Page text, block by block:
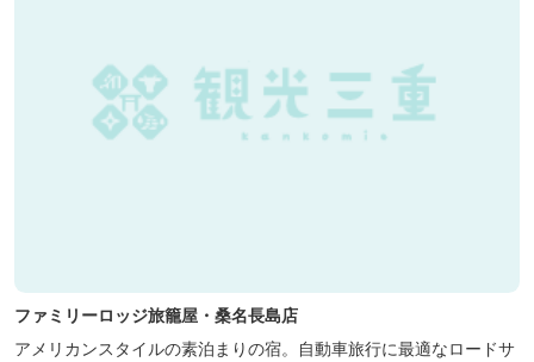
ファミリーロッジ旅籠屋・桑名長島店
アメリカンスタイルの素泊まりの宿。自動車旅行に最適なロードサ